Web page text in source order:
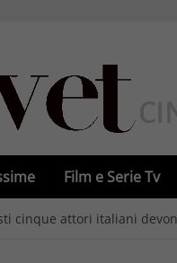
Film e Serie Tv
cinque attori italiani